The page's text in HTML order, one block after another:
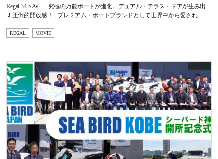
Regal 34 SAV — 究極の万能ボートが進化。デュアル・テラス・ドアが生み出
す圧倒的開放感！ プレミアム・ボートブランドとして世界中から愛され...
REGAL MOVIE